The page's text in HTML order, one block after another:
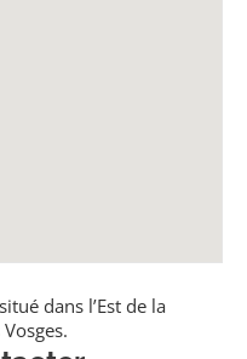
dans l’Est de la